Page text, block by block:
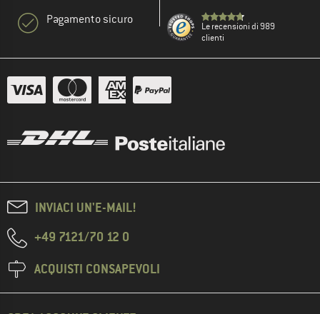
Pagamento sicuro
Le recensioni di 989
clienti
INVIACI UN'E-MAIL!
+49 7121/70 12 0
ACQUISTI CONSAPEVOLI